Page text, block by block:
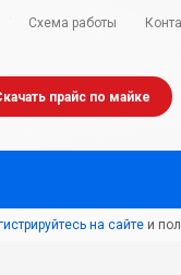
Схема работы
прайс по майке
на сайтеи